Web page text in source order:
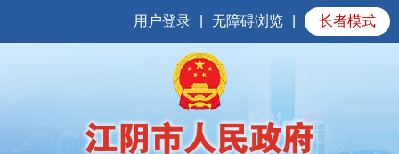
用户登录 无障碍浏览 长者模式